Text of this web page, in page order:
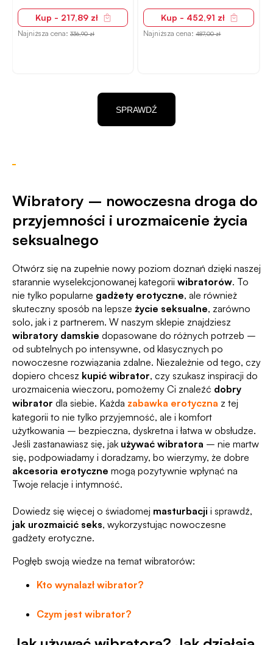
SPRAWDŹ
Kup - 217,89 zł
Najniższa cena:336,90 zł
Kup - 452,91 zł
Najniższa cena:487,00 zł
Wibratory – nowoczesna droga do
przyjemności i urozmaicenie życia
seksualnego
Otwórz się na zupełnie nowy poziom doznań dzięki naszej
starannie wyselekcjonowanej kategorii wibratorów. To
nie tylko popularne gadżety erotyczne, ale również
skuteczny sposób na lepsze życie seksualne, zarówno
solo, jak i z partnerem. W naszym sklepie znajdziesz
wibratory damskie dopasowane do różnych potrzeb –
od subtelnych po intensywne, od klasycznych po
nowoczesne rozwiązania zdalne. Niezależnie od tego, czy
dopiero chcesz kupić wibrator, czy szukasz inspiracji do
urozmaicenia wieczoru, pomożemy Ci znaleźć dobry
wibrator dla siebie. Każda zabawka erotyczna z tej
kategorii to nie tylko przyjemność, ale i komfort
użytkowania – bezpieczna, dyskretna i łatwa w obsłudze.
Jeśli zastanawiasz się, jak używać wibratora – nie martw
się, podpowiadamy i doradzamy, bo wierzymy, że dobre
akcesoria erotyczne mogą pozytywnie wpłynąć na
Twoje relacje i intymność.
Dowiedz się więcej o świadomej masturbacji i sprawdź,
jak urozmaicić seks, wykorzystując nowoczesne
gadżety erotyczne.
Pogłęb swoją wiedze na temat wibratorów:
Kto wynalazł wibrator?
Czym jest wibrator?